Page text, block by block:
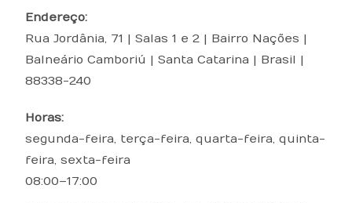
Endereço:
Rua Jordânia, 71 | Salas 1 e 2 | Bairro Nações |
Balneário Camboriú |Santa Catarina | Brasil |
88338-240
Horas:
segunda-feira, terça-feira, quarta-feira, quinta-
feira, sexta-feira
08:00–17:00